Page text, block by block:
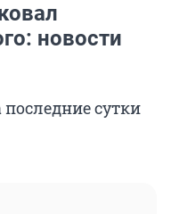
новости
сутки